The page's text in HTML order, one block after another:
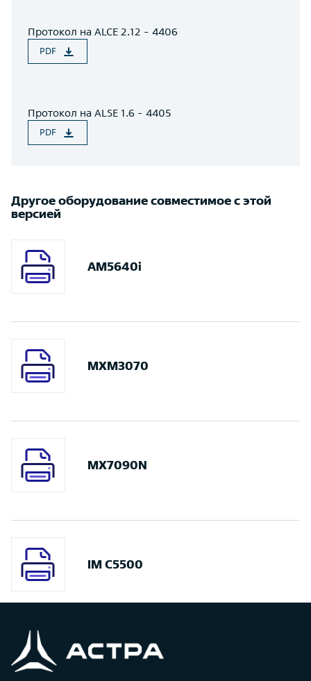
Протокол на ALCE 2.12 - 4406
PDF
Протокол на ALSE 1.6 - 4405
PDF
Другое оборудование совместимое с этой
версией
AM5640i
MXM3070
MX7090N
IM C5500